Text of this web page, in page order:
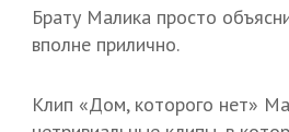
Брату Малика просто
вполне прилично.
Клип «Дом, которого нет»